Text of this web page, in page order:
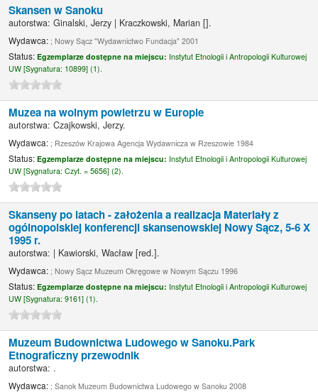
Skansen w Sanoku
autorstwa:Ginalski, Jerzy | Kraczkowski, Marian [].
Wydawca: ; Nowy Sącz "Wydawnictwo Fundacja" 2001
Status:Egzemplarze dostępne na miejscu: Instytut Etnologii i Antropologii Kulturowej
UW [Sygnatura: 10899] (1).
Muzea na wolnym powietrzu w Europie
autorstwa:Czajkowski, Jerzy.
Wydawca: ; Rzeszów Krajowa Agencja Wydawnicza w Rzeszowie 1984
Status:Egzemplarze dostępne na miejscu: Instytut Etnologii i Antropologii Kulturowej
UW [Sygnatura:Czyt. = 5656] (2).
Skanseny po latach - założenia a realizacja Materiały z
ogólnopolskiej konferencji skansenowskiej Nowy Sącz, 5-6 X
1995 r.
autorstwa: | Kawiorski, Wacław [red.].
Wydawca: ; Nowy Sącz Muzeum Okręgowe w Nowym Sączu 1996
Status:Egzemplarze dostępne na miejscu: Instytut Etnologii i Antropologii Kulturowej
UW [Sygnatura:9161] (1).
Muzeum Budownictwa Ludowego w Sanoku.Park
Etnograficzny przewodnik
autorstwa: .
Wydawca: ; Sanok Muzeum Budownictwa Ludowego w Sanoku 2008